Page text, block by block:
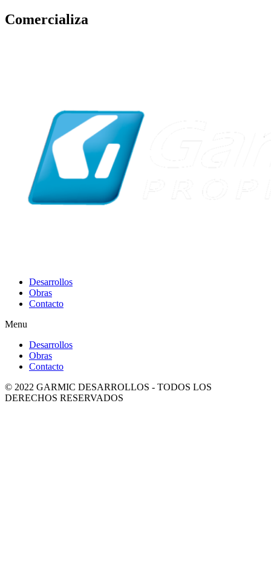
Comercializa
Desarrollos
Obras
Contacto
Menu
Desarrollos
Obras
Contacto
© 2022 GARMIC DESARROLLOS - TODOS LOS
DERECHOS RESERVADOS